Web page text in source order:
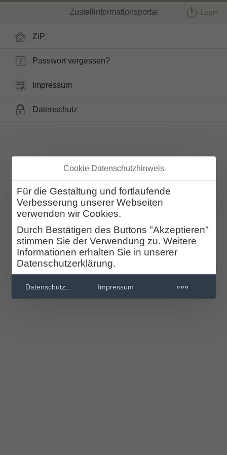
Cookie Datenschutzhinweis
Für die Gestaltung und fortlaufende
Verbesserung unserer Webseiten
verwenden wir Cookies.
Durch Bestätigen des Buttons "Akzeptieren"
stimmen Sie der Verwendung zu. Weitere
Informationen erhalten Sie in unserer
Datenschutzerklärung.
Datenschutzerklärung Impressum
Zustellinformationsportal Login
ZiP
Passwort vergessen?
Impressum
Datenschutz